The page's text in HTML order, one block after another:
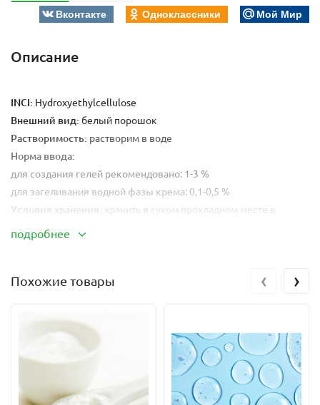
Вконтакте Одноклассники Мой Мир
Описание
INCI: Hydroxyethylcellulose
Внешний вид: белый порошок
Растворимость: растворим в воде
Норма ввода:
для создания гелей рекомендовано: 1-3 %
для загеливания водной фазы крема: 0,1-0,5 %
Условия хранения: хранить в сухом прохладном месте в
герметичной упаковке
загуститель натурального происхождения (древесина). Это
стабилизации эмульсий. Подходит для создания гелей для
душа, в декоративной косметике как связывающий
компонент, улучшающий адгезию и препятствующий
подробнее
Похожие товары ‹ ›